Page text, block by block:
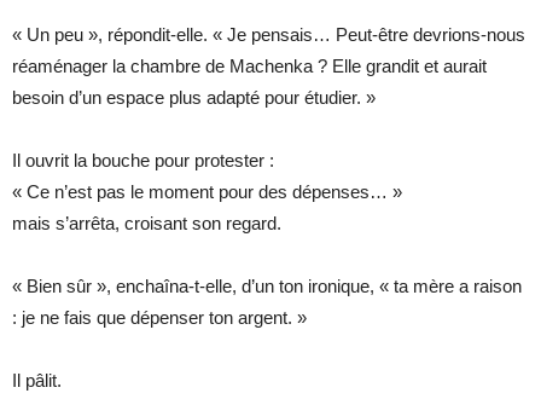
« Un peu », répondit-elle. « Je pensais… Peut-être devrions-nous
réaménager la chambre de Machenka ? Elle grandit et aurait
besoin d’un espace plus adapté pour étudier. »
Il ouvrit la bouche pour protester :
« Ce n’est pas le moment pour des dépenses… »
mais s’arrêta, croisant son regard.
« Bien sûr », enchaîna-t-elle, d’un ton ironique, « ta mère a raison
: je ne fais que dépenser ton argent. »
Il pâlit.